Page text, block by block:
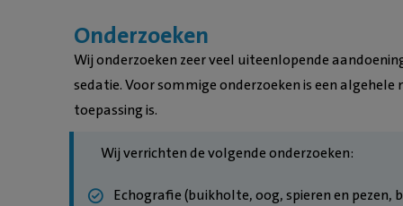
Onderzoeken
Wij onderzoeken zeer veel uiteenlopende
sedatie. Voor sommige onderzoeken is een
toepassing is.
Wij verrichten de volgende onderzoeken:
Echografie (buikholte, oog, spieren en pezen,